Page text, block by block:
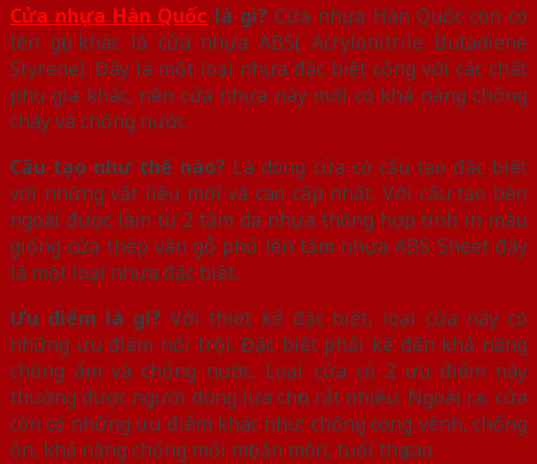
Cửa nhựa Hàn Quốc là gì? Cửa nhựa Hàn Quốc còn có
tên gọi khác là cửa nhựa ABS( Acrylonitrile Butadiene
Styrene). Đây là một loại nhựa đặc biệt cộng với các chất
phụ gia khác, nên cửa nhựa này mới có khả năng chống
cháy và chống nước.
Cấu tạo như thế nào? Là dòng cửa có cấu tạo đặc biệt
với những vật liệu mới và cao cấp nhất. Với cấu tạo bên
ngoài được làm từ 2 tấm da nhựa thông hợp tính in màu
giống cửa thép vân gỗ phủ lên tấm nhựa ABS Sheet đây
là một loại nhựa đặc biệt.
Ưu điểm là gì? Với thiết kế đặc biệt, loại cửa này có
những ưu điểm nổi trội. Đặc biệt phải kể đến khả năng
chống ẩm và chống nước. Loại cửa có 2 ưu điểm này
thường được người dùng lựa chọn rất nhiều. Ngoài ra, cửa
còn có những ưu điểm khác như: chống cong vênh, chống
ồn, khả năng chống mối mọt ăn mòn, tuổi thọ cao.